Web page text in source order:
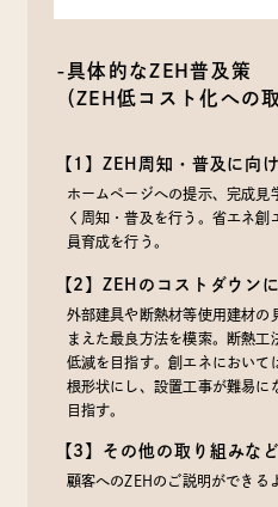
-具体的なZEH普及策
（ZEH低コスト化への
【1】ZEH周知・普及に向
ホームページへの提示、完成
く周知・普及を行う。省エネ
員育成を行う。
【2】ZEHのコストダウン
外部建具や断熱材等使用建材の
まえた最良方法を模索。断熱
低減を目指す。創エネにおいて
根形状にし、設置工事が難易に
目指す。
【3】その他の取り組みなど
顧客へのZEHのご説明ができる